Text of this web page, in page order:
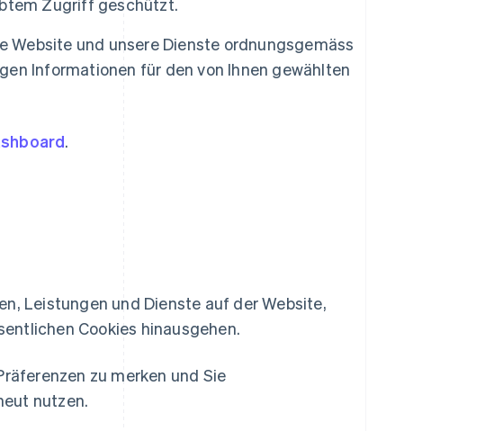
Website und unsere Dienste ordnungsgemäss
Informationen für den von Ihnen gewählten
.
Leistungen und Dienste auf der Website,
Cookies hinausgehen.
zu merken und Sie
nutzen.